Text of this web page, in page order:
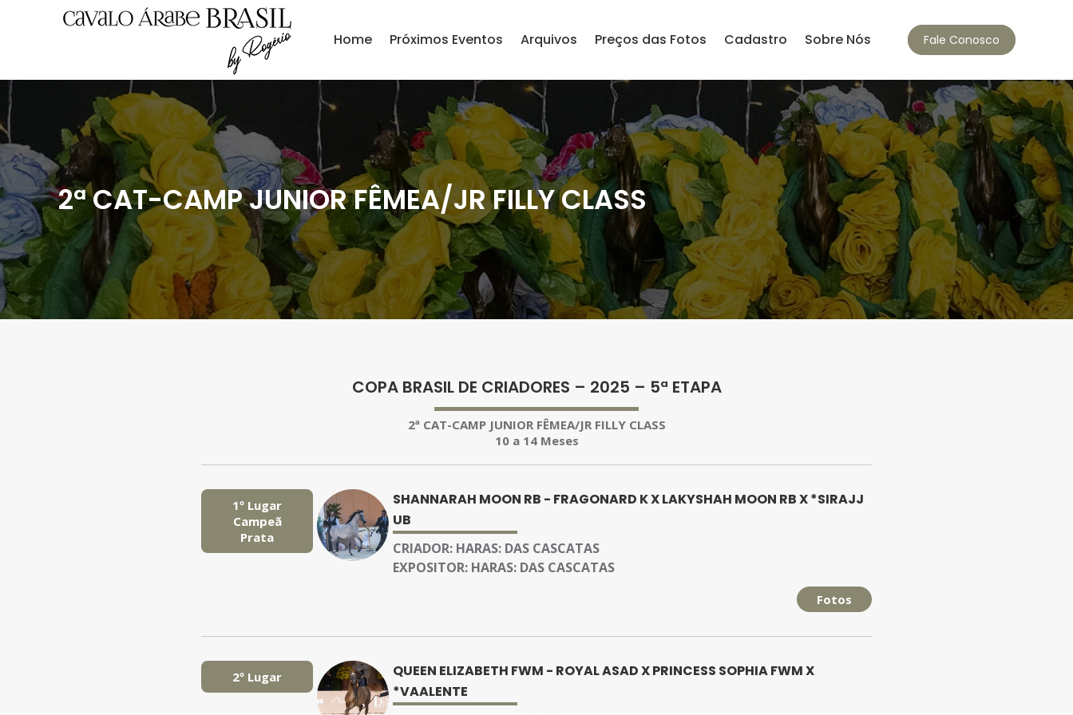
Home Próximos Eventos Arquivos Preços das Fotos Cadastro Sobre Nós Fale Conosco
2ª CAT-CAMP JUNIOR FÊMEA/JR FILLY CLASS
COPA BRASIL DE CRIADORES – 2025 – 5ª ETAPA
2ª CAT-CAMP JUNIOR FÊMEA/JR FILLY CLASS
10 a 14 Meses
1º Lugar
Campeã
Prata
SHANNARAH MOON RB - FRAGONARD K X LAKYSHAH MOON RB X *SIRAJJ
UB
CRIADOR: HARAS: DAS CASCATAS
EXPOSITOR: HARAS: DAS CASCATAS
Fotos
2º Lugar
QUEEN ELIZABETH FWM - ROYAL ASAD X PRINCESS SOPHIA FWM X
*VAALENTE